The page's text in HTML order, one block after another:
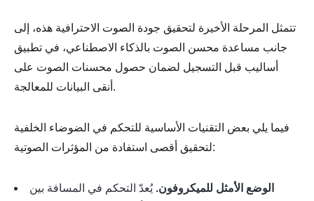
تتمثل المرحلة الأخيرة لتحقيق جودة الصوت الاحترافية هذه، إلى
جانب مساعدة محسن الصوت بالذكاء الاصطناعي، في تطبيق
أساليب قبل التسجيل لضمان حصول محسنات الصوت على
أنقى البيانات للمعالجة.
فيما يلي بعض التقنيات الأساسية للتحكم في الضوضاء الخلفية
لتحقيق أقصى استفادة من المؤثرات الصوتية:
الوضع الأمثل للميكروفون. يُعدّ التحكم في المسافة بين